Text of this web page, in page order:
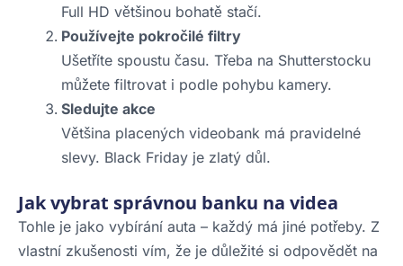
Full HD většinou bohatě stačí.
Používejte pokročilé filtry
Ušetříte spoustu času. Třeba na Shutterstocku
můžete filtrovat i podle pohybu kamery.
Sledujte akce
Většina placených videobank má pravidelné
slevy. Black Friday je zlatý důl.
Jak vybrat správnou banku na videa
Tohle je jako vybírání auta – každý má jiné potřeby. Z
vlastní zkušenosti vím, že je důležité si odpovědět na